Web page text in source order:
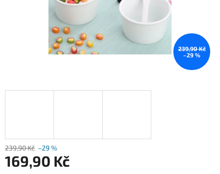
239,90 Kč
–29 %
239,90 Kč –29 %
169,90 Kč